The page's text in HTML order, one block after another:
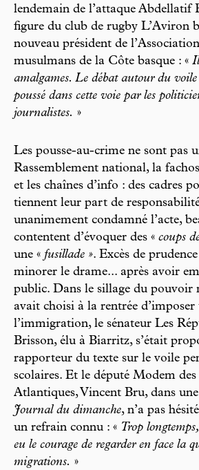
lendemain de l’attaque Abdellatif
figure du club de rugby L’Aviron
nouveau président de
musulmans de la Côte basque : «
amalgames. Le débat autour du
poussé dans cette voie par les
journalistes. »
Les pousse-au-crime ne sont pas
Rassemblement national, la
et les chaînes d’info : des cadres
tiennent leur part de
unanimement condamné l’acte,
contentent d’évoquer des « coups
une « fusillade ». Excès de
minorer le drame... après avoir
public. Dans le sillage du pouvoir
avait choisi à la rentrée d’imposer
l’immigration, le sénateur Les
Brisson, élu à Biarritz, s’était
rapporteur du texte sur le voile
scolaires. Et le député Modem des
Atlantiques, Vincent Bru, dans
Journal du dimanche, n’a pas
un refrain connu : « Trop
eu le courage de regarder en face la
migrations. »